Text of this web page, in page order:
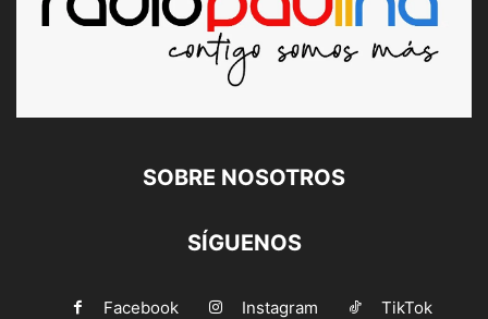
SOBRE NOSOTROS
SÍGUENOS
Facebook Instagram TikTok